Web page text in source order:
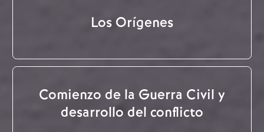
Los Orígenes
Comienzo de la Guerra Civil y
desarrollo del conflicto